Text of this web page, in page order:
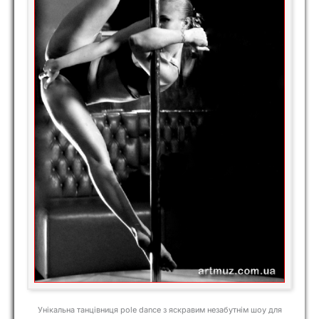
Унікальна танцівниця pole dance з яскравим незабутнім шоу для